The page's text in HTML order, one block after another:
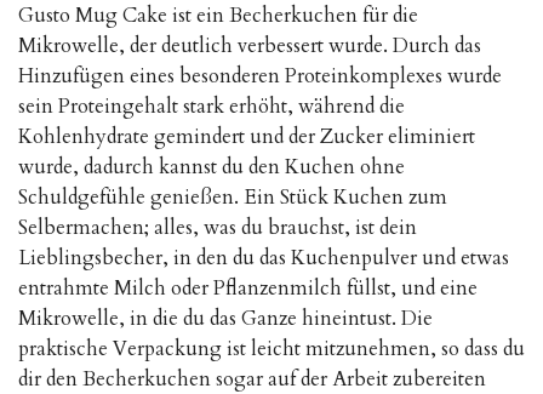
Gusto Mug Cake ist ein Becherkuchen für die
Mikrowelle, der deutlich verbessert wurde. Durch das
Hinzufügen eines besonderen Proteinkomplexes wurde
sein Proteingehalt stark erhöht, während die
Kohlenhydrate gemindert und der Zucker eliminiert
wurde, dadurch kannst du den Kuchen ohne
Schuldgefühle genießen. Ein Stück Kuchen zum
Selbermachen; alles, was du brauchst, ist dein
Lieblingsbecher, in den du das Kuchenpulver und etwas
entrahmte Milch oder Pflanzenmilch füllst, und eine
Mikrowelle, in die du das Ganze hineintust. Die
praktische Verpackung ist leicht mitzunehmen, so dass du
dir den Becherkuchen sogar auf der Arbeit zubereiten